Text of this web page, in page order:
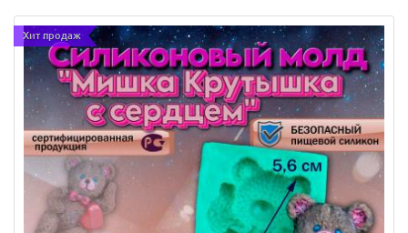
Хит продаж